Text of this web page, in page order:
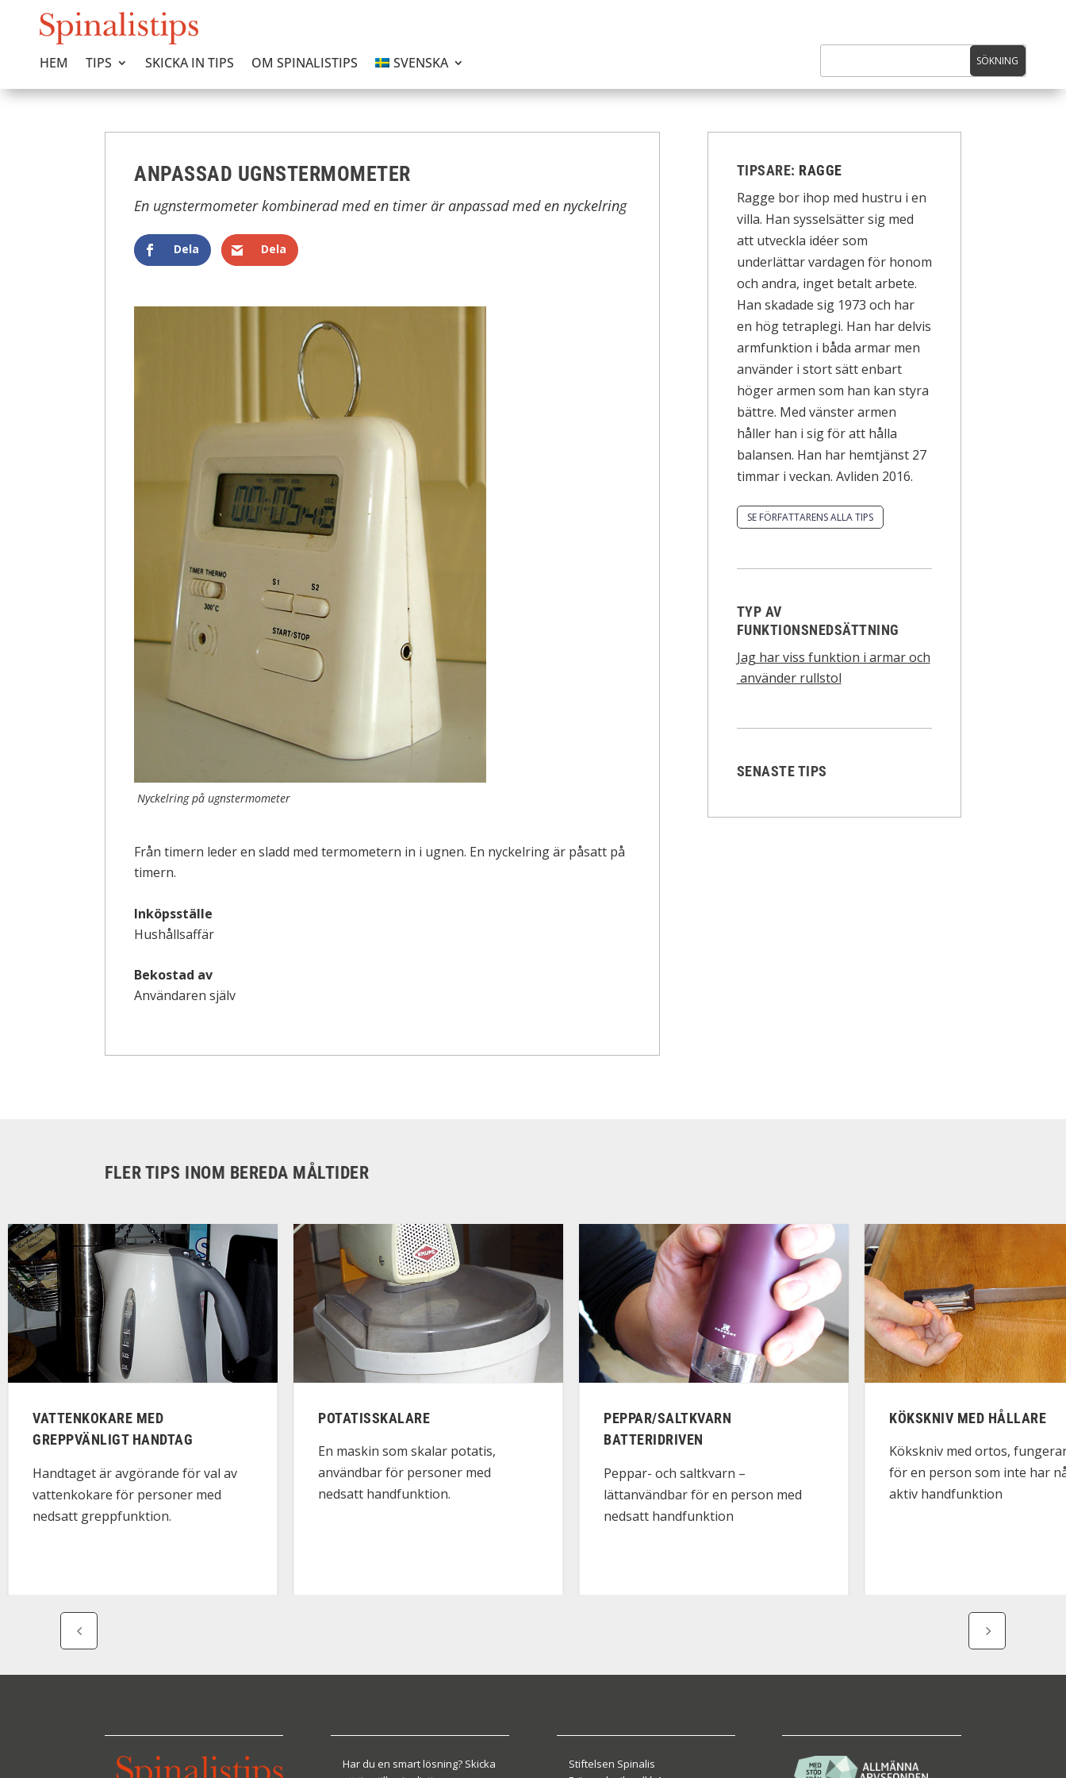
HEM TIPS SKICKA IN TIPS OM SPINALISTIPS SVENSKA
ANPASSAD UGNSTERMOMETER
En ugnstermometer kombinerad med en timer är anpassad med en nyckelring
Dela Dela
Nyckelring på ugnstermometer
Från timern leder en sladd med termometern in i ugnen. En nyckelring är påsatt på
timern.
Inköpsställe
Hushållsaffär
Bekostad av
Användaren själv
TIPSARE: RAGGE
Ragge bor ihop med hustru i en
villa. Han sysselsätter sig med
att utveckla idéer som
underlättar vardagen för honom
och andra, inget betalt arbete.
Han skadade sig 1973 och har
en hög tetraplegi. Han har delvis
armfunktion i båda armar men
använder i stort sätt enbart
höger armen som han kan styra
bättre. Med vänster armen
håller han i sig för att hålla
balansen. Han har hemtjänst 27
timmar i veckan. Avliden 2016.
SE FÖRFATTARENS ALLA TIPS
TYP AV
FUNKTIONSNEDSÄTTNING
Jag har viss funktion i armar och
använder rullstol
SENASTE TIPS
FLER TIPS INOM BEREDA MÅLTIDER
VATTENKOKARE MED
GREPPVÄNLIGT HANDTAG
Handtaget är avgörande för val av
vattenkokare för personer med
nedsatt greppfunktion.
POTATISSKALARE
En maskin som skalar potatis,
användbar för personer med
nedsatt handfunktion.
PEPPAR/SALTKVARN
BATTERIDRIVEN
Peppar- och saltkvarn –
lättanvändbar för en person med
nedsatt handfunktion
KÖKSKNIV MED HÅLLARE
Kökskniv med ortos,
för en person som inte har
aktiv handfunktion
Har du en smart lösning? Skicka
Stiftelsen Spinalis